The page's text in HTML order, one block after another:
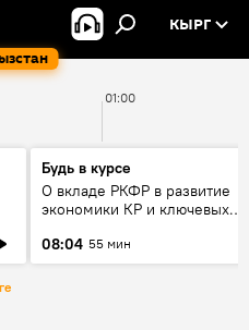
КЫРГ
01:00
Будь в курсе
О вкладе РКФР в развитие
экономики КР и ключевых
08:04 55 мин